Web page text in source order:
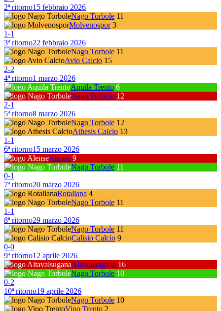
2ª ritorno15 febbraio 2026
Nago Torbole 11
Molvenospor 3
1-1
3ª ritorno22 febbraio 2026
Nago Torbole 11
Avio Calcio 15
2-2
4ª ritorno1 marzo 2026
Aquila Trento 6
Nago Torbole 12
2-1
5ª ritorno8 marzo 2026
Nago Torbole 12
Athesis Calcio 13
1-1
6ª ritorno15 marzo 2026
Alense 9
Nago Torbole 11
0-1
7ª ritorno20 marzo 2026
Rotaliana 4
Nago Torbole 11
1-1
8ª ritorno29 marzo 2026
Nago Torbole 11
Calisio Calcio 9
0-0
9ª ritorno12 aprile 2026
Altavalsugana 16
Nago Torbole 10
0-2
10ª ritorno19 aprile 2026
Nago Torbole 10
Vipo Trento 2